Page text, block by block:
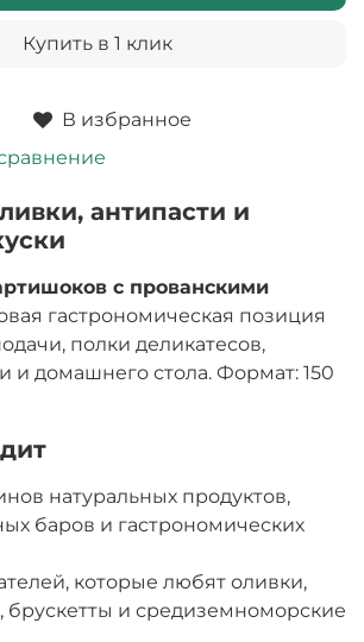
В избранное
Купить в 1 клик
антипасти и
с прованскими
гастрономическая позиция
полки деликатесов,
и домашнего стола. Формат: 150
натуральных продуктов,
баров и гастрономических
которые любят оливки,
брускетты и средиземноморские